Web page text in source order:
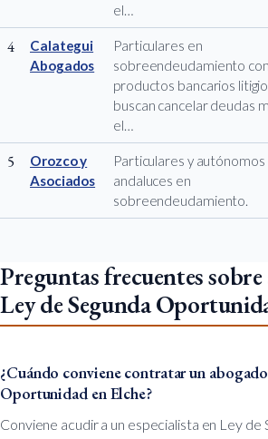
el…
4
Calategui
Abogados
Particulares en
sobreendeudamiento con
productos bancarios
buscan cancelar deudas
el…
5
Orozco y
Asociados
Particulares y autónomos
andaluces en
sobreendeudamiento.
Preguntas frecuentes
Ley de Segunda
¿Cuándo conviene contratar un
Oportunidad en Elche?
Conviene acudir a un especialista en Ley